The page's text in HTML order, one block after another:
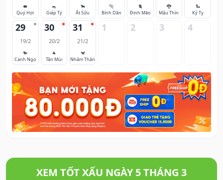
🐖
Quý Hợi
🐀
Giáp Tý
🐂
Ất Sửu
🐅
Bính Dần
🐈
Đinh Mão
🐉
Mậu Thìn
🐍
Kỷ Tỵ
29
19/2
🐎
Canh Ngọ
30
20/2
🐐
Tân Mùi
31
21/2
🐒
Nhâm Thân
1 2 3 4
XEM TỐT XẤU NGÀY 5 THÁNG 3